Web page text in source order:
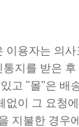
용자는 의사
지를 받은 후
고 "몰"은 배
없이 그 요청
지불한 경우